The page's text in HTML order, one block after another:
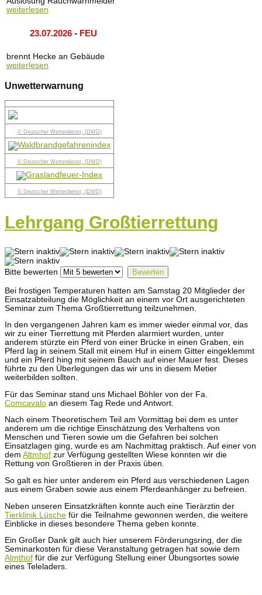
weiterlesen
23.07.2026- FEU
brennt Hecke an Gebäude
weiterlesen
Unwetterwarnung
© Deutscher Wetterdienst, (DWD)
© Deutscher Wetterdienst, (DWD)
© Deutscher Wetterdienst, (DWD)
Lehrgang Großtierrettung
Bitte bewerten
Bei frostigen Temperaturen hatten am Samstag 20 Mitglieder der
Einsatzabteilung die Möglichkeit an einem vor Ort ausgerichteten
Seminar zum Thema Großtierrettung teilzunehmen.
In den vergangenen Jahren kam es immer wieder einmal vor, das
wir zu einer Tierrettung mit Pferden alarmiert wurden, unter
anderem stürzte ein Pferd von einer Brücke in einen Graben, ein
Pferd lag in seinem Stall mit einem Huf in einem Gitter eingeklemmt
und ein Pferd hing mit seinem Bauch auf einer Mauer fest. Dieses
führte zu den Überlegungen das wir uns in diesem Metier
weiterbilden sollten.
Für das Seminar stand uns Michael Böhler von der Fa.
Comcavalo an diesem Tag Rede und Antwort.
Nach einem Theoretischem Teil am Vormittag bei dem es unter
anderem um die richtige Einschätzung des Verhaltens von
Menschen und Tieren sowie um die Gefahren bei solchen
Einsatzlagen ging, wurde es am Nachmittag praktisch. Auf einer von
dem Altmhof zur Verfügung gestellten Wiese konnten wir die
Rettung von Großtieren in der Praxis üben.
So galt es hier unter anderem ein Pferd aus verschiedenen Lagen
aus einem Graben sowie aus einem Pferdeanhänger zu befreien.
Neben unseren Einsatzkräften konnte auch eine Tierärztin der
Tierklinik Lüsche für die Teilnahme gewonnen werden, die weitere
Einblicke in dieses besondere Thema geben konnte.
Ein Großer Dank gilt auch hier unserem Förderungsring, der die
Seminarkosten für diese Veranstaltung getragen hat sowie dem
Almthof für die zur Verfügung Stellung einer Übungsortes sowie
eines Teleladers.